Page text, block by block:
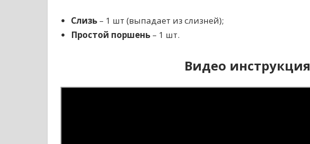
Слизь– 1 шт (выпадает из слизней);
Простой поршень– 1 шт.
Видео инструкция